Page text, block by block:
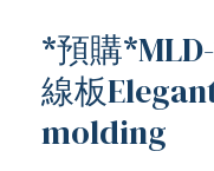
*預購
線板
molding